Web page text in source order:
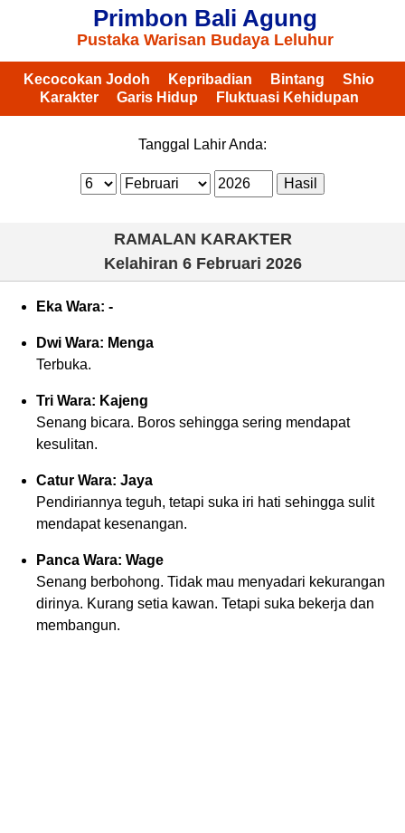
Primbon Bali Agung
Pustaka Warisan Budaya Leluhur
Kecocokan Jodoh Kepribadian Bintang
Shio
Karakter
Garis Hidup Fluktuasi Kehidupan
Tanggal Lahir Anda:
RAMALAN KARAKTER
Kelahiran 6 Februari 2026
Eka Wara: -
Dwi Wara: Menga
Terbuka.
Tri Wara: Kajeng
Senang bicara. Boros sehingga sering mendapat
kesulitan.
Catur Wara: Jaya
Pendiriannya teguh, tetapi suka iri hati sehingga sulit
mendapat kesenangan.
Panca Wara: Wage
Senang berbohong. Tidak mau menyadari kekurangan
dirinya. Kurang setia kawan. Tetapi suka bekerja dan
membangun.